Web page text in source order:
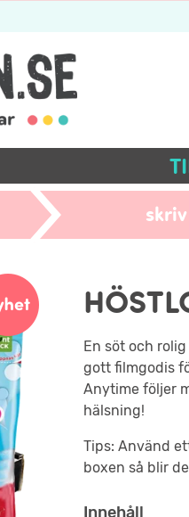
En söt och
gott filmgodis
Anytime följer
hälsning!
Tips: Använd
boxen så blir
Innehåll